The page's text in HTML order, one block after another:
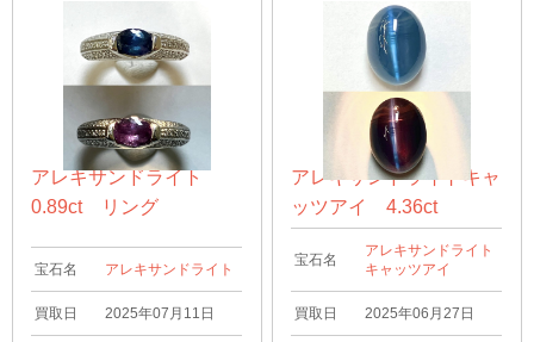
アレキサンドライト
0.89ct リング
宝石名 アレキサンドライト
買取日 2025年07月11日
アレキサンドライトキャ
ッツアイ 4.36ct
宝石名
アレキサンドライト
キャッツアイ
買取日 2025年06月27日